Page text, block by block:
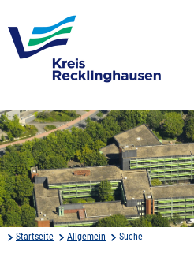
Startseite Allgemein Suche